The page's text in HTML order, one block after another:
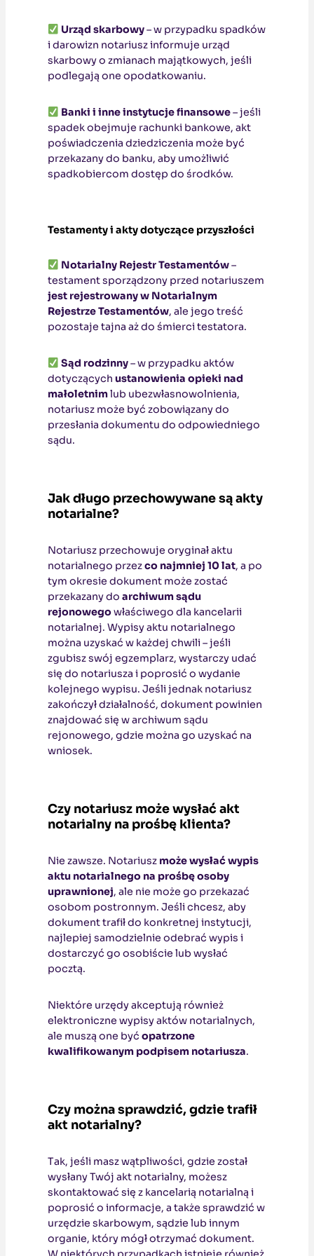
Urząd skarbowy– w przypadku spadków
i darowizn notariusz informuje urząd
skarbowy o zmianach majątkowych, jeśli
podlegają one opodatkowaniu.
Banki i inne instytucje finansowe– jeśli
spadek obejmuje rachunki bankowe, akt
poświadczenia dziedziczenia może być
przekazany do banku, aby umożliwić
spadkobiercom dostęp do środków.
Testamenty i akty dotyczące przyszłości
Notarialny Rejestr Testamentów–
testament sporządzony przed notariuszem
jest rejestrowany w Notarialnym
Rejestrze Testamentów, ale jego treść
pozostaje tajna aż do śmierci testatora.
Sąd rodzinny– w przypadku aktów
dotyczących ustanowienia opieki nad
małoletnimlub ubezwłasnowolnienia,
notariusz może być zobowiązany do
przesłania dokumentu do odpowiedniego
sądu.
Jak długo przechowywane są akty
notarialne?
Notariusz przechowuje oryginał aktu
notarialnego przezco najmniej 10 lat, a po
tym okresie dokument może zostać
przekazany do archiwum sądu
rejonowegowłaściwego dla kancelarii
notarialnej. Wypisy aktu notarialnego
można uzyskać w każdej chwili – jeśli
zgubisz swój egzemplarz, wystarczy udać
się do notariusza i poprosić o wydanie
kolejnego wypisu. Jeśli jednak notariusz
zakończył działalność, dokument powinien
znajdować się w archiwum sądu
rejonowego, gdzie można go uzyskać na
wniosek.
Czy notariusz może wysłać akt
notarialny na prośbę klienta?
Nie zawsze. Notariusz może wysłać wypis
aktu notarialnego na prośbę osoby
uprawnionej, ale nie może go przekazać
osobom postronnym. Jeśli chcesz, aby
dokument trafił do konkretnej instytucji,
najlepiej samodzielnie odebrać wypis i
dostarczyć go osobiście lub wysłać
pocztą.
Niektóre urzędy akceptują również
elektroniczne wypisy aktów notarialnych,
ale muszą one być opatrzone
kwalifikowanym podpisem notariusza.
Czy można sprawdzić, gdzie trafił
akt notarialny?
Tak, jeśli masz wątpliwości, gdzie został
wysłany Twój akt notarialny, możesz
skontaktować się z kancelarią notarialną i
poprosić o informacje, a także sprawdzić w
urzędzie skarbowym, sądzie lub innym
organie, który mógł otrzymać dokument.